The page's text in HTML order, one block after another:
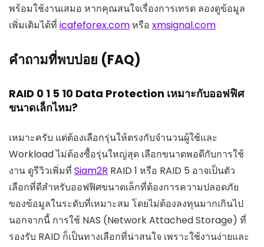
พร้อมใช้งานเสมอ หากคุณสนใจเรื่องการเทรด ลองดูข้อมูล
เพิ่มเติมได้ที่ icafeforex.comหรือ xmsignal.com
คำถามที่พบบ่อย (FAQ)
RAID 0 1 5 10 Data Protection เหมาะกับออฟฟิศ
ขนาดเล็กไหม?
เหมาะครับ แต่ต้องเลือกรุ่นให้ตรงกับจำนวนผู้ใช้และ
Workload ไม่ต้องซื้อรุ่นใหญ่สุด เลือกขนาดพอดีกับการใช้
งาน ดูรีวิวเพิ่มที่ Siam2R RAID 1 หรือ RAID 5 อาจเป็นตัว
เลือกที่ดีสำหรับออฟฟิศขนาดเล็กที่ต้องการความปลอดภัย
ของข้อมูลในระดับที่เหมาะสม โดยไม่ต้องลงทุนมากเกินไป
นอกจากนี้ การใช้ NAS (Network Attached Storage) ที่
รองรับ RAID ก็เป็นทางเลือกที่น่าสนใจ เพราะใช้งานง่ายและ